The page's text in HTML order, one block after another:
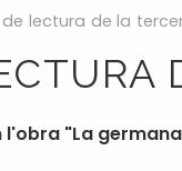
de lectura de la
"La